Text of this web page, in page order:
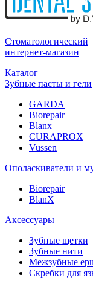
Стоматологический
интернет-магазин
Каталог
Зубные пасты и гели
GARDA
Biorepair
Blanx
CURAPROX
Vussen
Ополаскиватели и
Biorepair
BlanX
Аксессуары
Зубные щетки
Зубные нити
Межзубные
Скребки для